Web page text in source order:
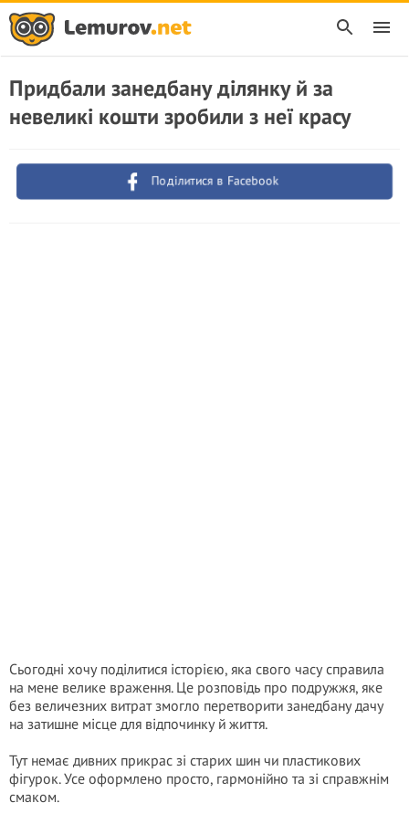
Придбали занедбану ділянку й за
невеликі кошти зробили з неї красу
Поділитися в Facebook
Сьогодні хочу поділитися історією, яка свого часу справила
на мене велике враження. Це розповідь про подружжя, яке
без величезних витрат змогло перетворити занедбану дачу
на затишне місце для відпочинку й життя.
Тут немає дивних прикрас зі старих шин чи пластикових
фігурок. Усе оформлено просто, гармонійно та зі справжнім
смаком.